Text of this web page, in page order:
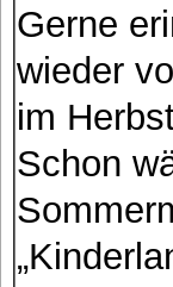
Gerne
wieder
im
Schon